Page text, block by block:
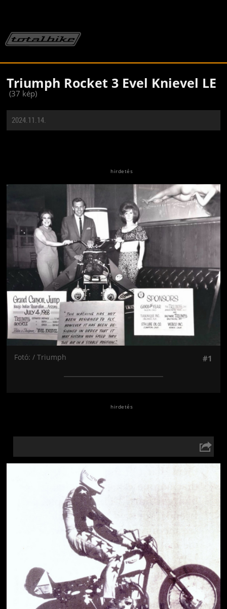
Triumph Rocket 3 Evel Knievel LE
(37 kép)
2024.11.14.
Jön még kép!
Fotó: / Triumph #1
Jön még kép!